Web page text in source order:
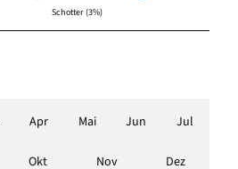
Schotter (3%)
Apr Mai Jun Jul
Okt Nov Dez